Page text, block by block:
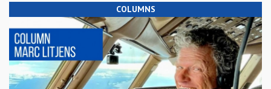
COLUMNS